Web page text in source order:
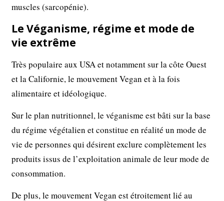
muscles (sarcopénie).
Le Véganisme, régime et mode de
vie extrême
Très populaire aux USA et notamment sur la côte Ouest
et la Californie, le mouvement Vegan et à la fois
alimentaire et idéologique.
Sur le plan nutritionnel, le véganisme est bâti sur la base
du régime végétalien et constitue en réalité un mode de
vie de personnes qui désirent exclure complètement les
produits issus de l’exploitation animale de leur mode de
consommation.
De plus, le mouvement Vegan est étroitement lié au